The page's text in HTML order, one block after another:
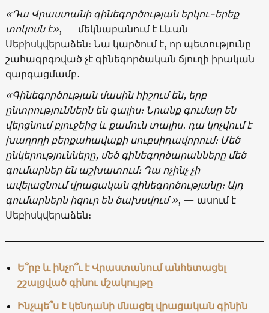
«Դա Վրաստանի գինեգործության երկու-երեք
տոկոսն է», — մեկնաբանում է Լևան
Սեբիսկվերաձեն։ Նա կարծում է, որ պետությունը
շահագրգռված չէ գինեգործական ճյուղի իրական
զարգացմամբ․
«Գինեգործության մասին հիշում են, երբ
ընտրություններն են գալիս։ Նրանք գումար են
վերցնում բյուջեից և քամուն տալիս․ դա կոչվում է
խաղողի բերքահավաքի սուբսիդավորում։ Մեծ
ընկերությունները, մեծ գինեգործարանները մեծ
գումարներ են աշխատում։ Դա ոչինչ չի
ավելացնում վրացական գինեգործությանը։ Այդ
գումարներն իզուր են ծախսվում », — ասում է
Սեբիսկվերաձեն։
Ե՞րբ և ինչո՞ւ է Վրաստանում անհետացել
շշալցված գինու մշակույթը
Ինչպե՞ս է կենդանի մնացել վրացական գինին